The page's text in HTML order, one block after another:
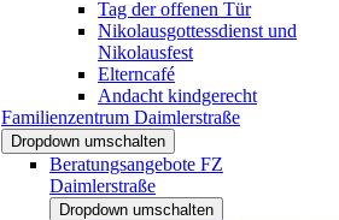
Tag der offenen Tür
Nikolausgottessdienst und
Nikolausfest
Elterncafé
Andacht kindgerecht
Familienzentrum Daimlerstraße
Dropdown umschalten
Beratungsangebote FZ
Daimlerstraße
Dropdown umschalten